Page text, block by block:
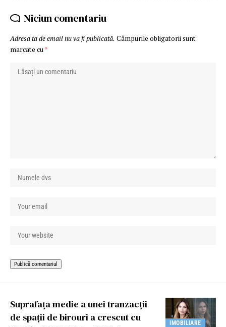
Niciun comentariu
Adresa ta de email nu va fi publicată. Câmpurile obligatorii sunt
marcate cu*
IMOBILIARE
Suprafața medie a unei tranzacții
de spații de birouri a crescut cu